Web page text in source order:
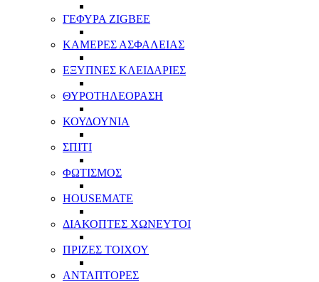
ΓΕΦΥΡΑ ZIGBEE
ΚΑΜΕΡΕΣ ΑΣΦΑΛΕΙΑΣ
ΕΞΥΠΝΕΣ ΚΛΕΙΔΑΡΙΕΣ
ΘΥΡΟΤΗΛΕΟΡΑΣΗ
ΚΟΥΔΟΥΝΙΑ
ΣΠΙΤΙ
ΦΩΤΙΣΜΟΣ
HOUSEMATE
ΔΙΑΚΟΠΤΕΣ ΧΩΝΕΥΤΟΙ
ΠΡΙΖΕΣ ΤΟΙΧΟΥ
ΑΝΤΑΠΤΟΡΕΣ